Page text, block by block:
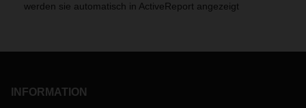
werden sie automatisch in ActiveReport angezeigt
INFORMATION